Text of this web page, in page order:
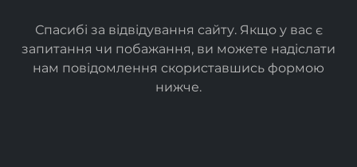
Спасибі за відвідування сайту. Якщо у вас є
запитання чи побажання, ви можете надіслати
нам повідомлення скориставшись формою
нижче.